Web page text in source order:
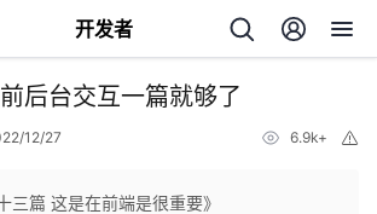
开发者
后台交互一篇就够了
12/27 6.9k+
三篇 这是在前端是很重要》